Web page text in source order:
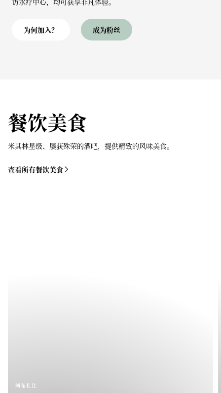
为何加入？ 成为粉丝
餐饮美食
米其林星级、屡获殊荣的酒吧，提供精致的风味美食。
查看所有餐饮美食
阿布扎比